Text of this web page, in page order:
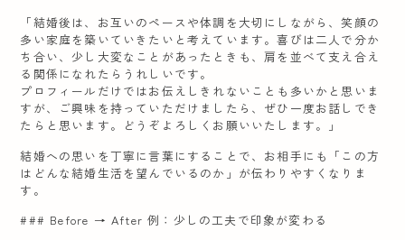
「結婚後は、お互いのペースや体調を大切にしながら、笑顔の
多い家庭を築いていきたいと考えています。喜びは二人で分か
ち合い、少し大変なことがあったときも、肩を並べて支え合え
る関係になれたらうれしいです。
プロフィールだけではお伝えしきれないことも多いかと思いま
すが、ご興味を持っていただけましたら、ぜひ一度お話しでき
たらと思います。どうぞよろしくお願いいたします。」
結婚への思いを丁寧に言葉にすることで、お相手にも「この方
はどんな結婚生活を望んでいるのか」が伝わりやすくなりま
す。
### Before → After 例：少しの工夫で印象が変わる